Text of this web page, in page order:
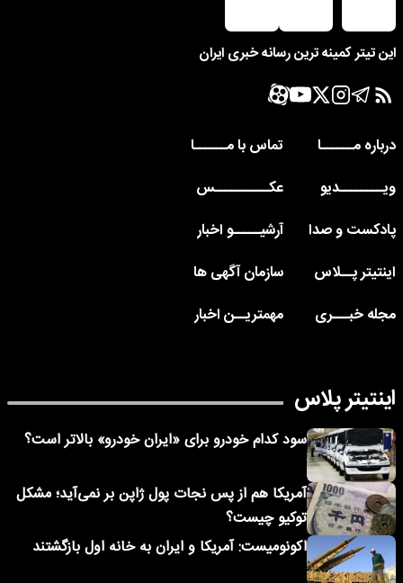
این تیتر کمینه ترین رسانه خبری ایران
درباره مــــــا
تماس با مــــــا
ویــــــــدیو
عکــــــــــس
پادکست و صدا
آرشیـــــو اخبار
اینتیتر پــلاس
سازمان آگهی ها
مجله خبـــری
مهمتریــن اخبار
اینتیتر پلاس
سود کدام خودرو برای «ایران خودرو» بالاتر است؟
آمریکا هم از پس نجات پول ژاپن بر نمی‌آید؛ مشکل
توکیو چیست؟
اکونومیست: آمریکا و ایران به خانه اول بازگشتند